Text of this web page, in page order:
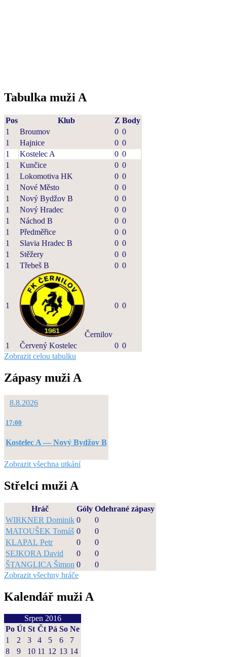
Tabulka muži A
Pos Klub Z Body
1
Broumov 0 0
1
Hajnice 0 0
1
Kostelec A 0 0
1
Kunčice 0 0
1
Lokomotiva HK 0 0
1
Nové Město 0 0
1
Nový Bydžov B 0 0
1
Nový Hradec 0 0
1
Náchod B 0 0
1
Předměřice 0 0
1
Slavia Hradec B 0 0
1
Stěžery 0 0
1
Třebeš B 0 0
1
Černilov
0 0
1 Červený Kostelec 0 0
Zobrazit celou tabulku
Zápasy muži A
8.8.2026
17:00
Kostelec A — Nový Bydžov B
Zobrazit všechna utkání
Střelci muži A
Hráč Góly Odehrané zápasy
WIRKNER Dominik 0
0
MATOUŠEK Tomáš 0
0
KLAPAL Petr
0
0
SEJKORA David
0
0
ŠTANGLICA Šimon 0
0
Zobrazit všechny hráče
Kalendář muži A
Srpen 2016
Po Út St Čt Pá So Ne
1 2 3 4 5 6
7
8
9 10 11 12 13 14